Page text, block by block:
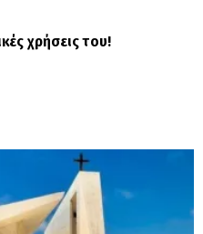
χρήσεις του!